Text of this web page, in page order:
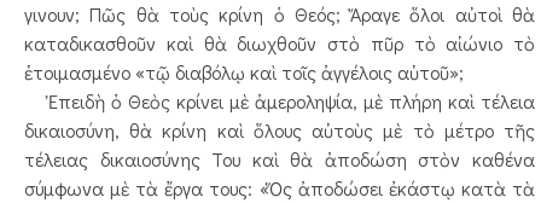
γινουν; Πῶς θὰ τοὺς κρίνη ὁ Θεός; Ἄραγε ὅλοι αὐτοὶ θὰ
καταδικασθοῦν καὶ θὰ διωχθοῦν στὸ πῦρ τὸ αἰώνιο τὸ
ἑτοιμασμένο «τῷ διαβόλῳ καὶ τοῖς ἀγγέλοις αὐτοῦ»;
Ἐπειδὴ ὁ Θεὸς κρίνει μὲ ἀμεροληψία, μὲ πλήρη καὶ τέλεια
δικαιοσύνη, θὰ κρίνη καὶ ὅλους αὐτοὺς μὲ τὸ μέτρο τῆς
τέλειας δικαιοσύνης Του καὶ θὰ ἀποδώση στὸν καθένα
σύμφωνα μὲ τὰ ἔργα τους: «Ὅς ἀποδώσει ἐκάστῳ κατὰ τὰ